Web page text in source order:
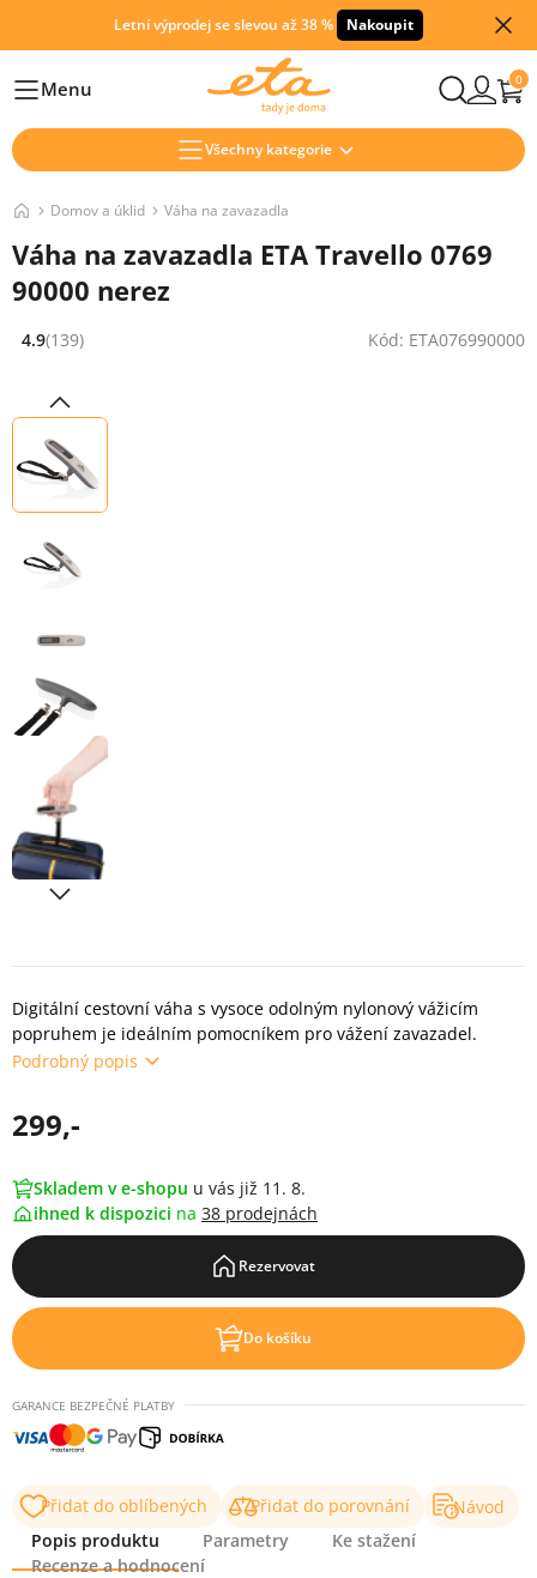
Letní výprodej se slevou až 38 % Nakoupit
HlavníMenu 0
Všechny kategorie
Domov a úklid Váha na zavazadla
Váha na zavazadla ETA Travello 0769
90000 nerez
Hodnocení: 4.9 z 5 (139 recenzí)
4.9(139) Kód: ETA076990000
Digitální cestovní váha s vysoce odolným nylonový vážicím
popruhem je ideálním pomocníkem pro vážení zavazadel.
Podrobný popis
299,-
Skladem v e-shopu u vás již 11. 8.
ihned k dispozici na 38 prodejnách
Rezervovat
Do košíku
GARANCE BEZPEČNÉ PLATBY
Přidat do oblíbených Přidat do porovnání
Návod
Popis produktu
Parametry
Ke stažení
Recenze a hodnocení